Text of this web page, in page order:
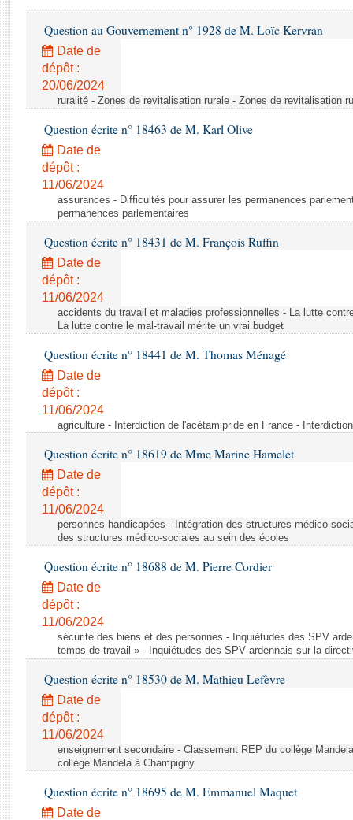
Baromètre de l’application des lois
Dossiers législatifs
Budget et sécurité sociale
Questions écrites et orales
Comptes rendus des débats
Question au Gouvernement n° 1928 de M. Loïc Kervran
Date de
dépôt :
20/06/2024
ruralité - Zones de revitalisation rurale - Zones de revitalisation
Question écrite n° 18463 de M. Karl Olive
Date de
dépôt :
11/06/2024
assurances - Difficultés pour assurer les permanences
permanences parlementaires
Question écrite n° 18431 de M. François Ruffin
Date de
dépôt :
11/06/2024
accidents du travail et maladies professionnelles - La lutte
La lutte contre le mal-travail mérite un vrai budget
Question écrite n° 18441 de M. Thomas Ménagé
Date de
dépôt :
11/06/2024
agriculture - Interdiction de l'acétamipride en France -
Question écrite n° 18619 de Mme Marine Hamelet
Date de
dépôt :
11/06/2024
personnes handicapées - Intégration des structures médico-
des structures médico-sociales au sein des écoles
Question écrite n° 18688 de M. Pierre Cordier
Date de
dépôt :
11/06/2024
sécurité des biens et des personnes - Inquiétudes des SPV
temps de travail » - Inquiétudes des SPV ardennais sur la
Question écrite n° 18530 de M. Mathieu Lefèvre
Date de
dépôt :
11/06/2024
enseignement secondaire - Classement REP du collège
collège Mandela à Champigny
Question écrite n° 18695 de M. Emmanuel Maquet
Date de